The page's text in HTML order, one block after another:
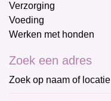
Verzorging
Voeding
Werken met honden
Zoek een adres
Zoek op naam of locatie